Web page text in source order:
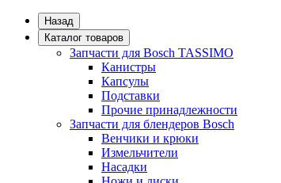
Назад
Каталог товаров
Запчасти для Bosch TASSIMO
Канистры
Капсулы
Подставки
Прочие принадлежности
Запчасти для блендеров Bosch
Венчики и крюки
Измельчители
Насадки